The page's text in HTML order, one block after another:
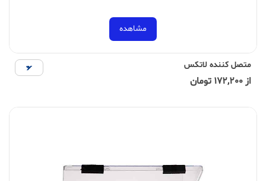
مشاهده
متصل کننده لاتکس
از 172,200 تومان